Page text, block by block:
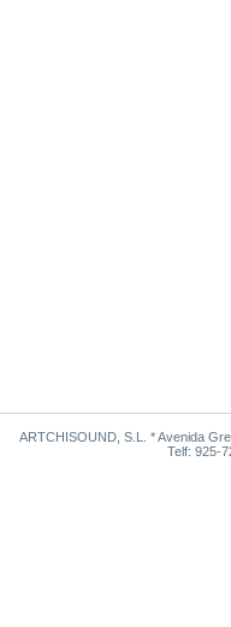
ARTCHISOUND, S.L. * Avenida
Telf: 925-